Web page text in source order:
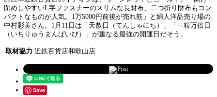
閉めしやすいL字ファスナーのスリムな長財布、二つ折り財布もコン
パクトなものが人気。1万5000円前後が売れ筋」と婦人洋品売り場の
中村彩美さん。1月11日は「天赦日（てんしゃにち）」「一粒万倍日
（いちりゅうまんばいび）」が重なる最強の開運日だそう。
取材協力 近鉄百貨店和歌山店
Post
Save